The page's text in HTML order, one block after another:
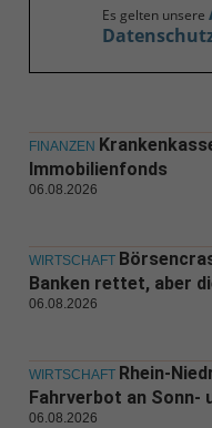
Es gelten unsere
FINANZEN
Immobilienfonds
06.08.2026
WIRTSCHAFT
Banken rettet, aber
06.08.2026
WIRTSCHAFT Rhein-
Fahrverbot an Sonn-
06.08.2026